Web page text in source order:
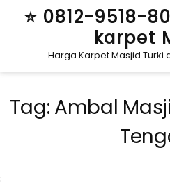
⭐ 0812-9518-
karpet
Harga Karpet Masjid Turki
Tag: Ambal